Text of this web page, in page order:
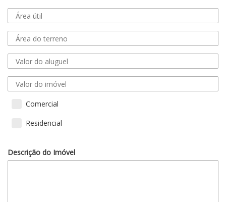
Comercial
Residencial
Descrição do Imóvel